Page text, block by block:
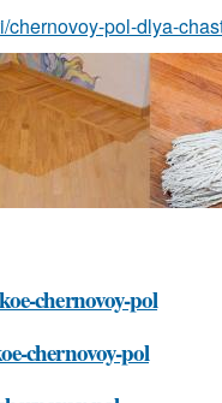
chernovoy-pol-dlya-
chernovoy-pol
chernovoy-pol